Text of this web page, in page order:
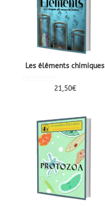
Les éléments chimiques
21,50€